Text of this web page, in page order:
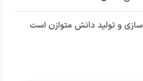
و تولید دانش متوازن است